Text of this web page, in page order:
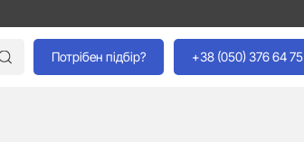
Потрібен підбір? +38 (050) 376 64 75